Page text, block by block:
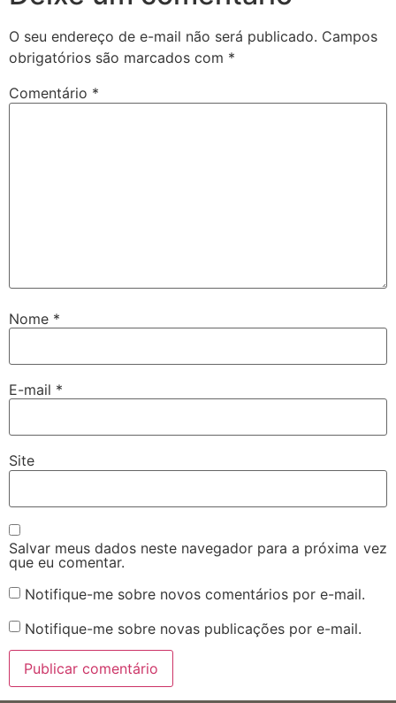
O seu endereço de e-mail não será publicado. Campos
obrigatórios são marcados com *
Comentário *
Nome *
E-mail *
Site
Salvar meus dados neste navegador para a próxima vez
que eu comentar.
Notifique-me sobre novos comentários por e-mail.
Notifique-me sobre novas publicações por e-mail.